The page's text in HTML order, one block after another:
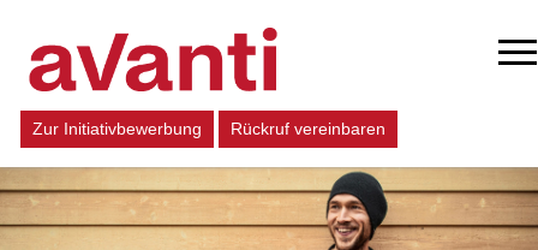
Zur Initiativbewerbung Rückruf vereinbaren